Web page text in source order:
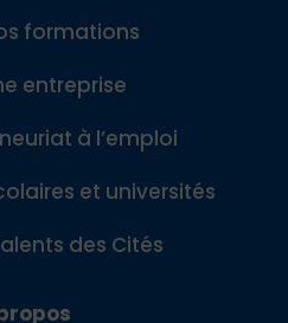
formations
entreprise
à l’emploi
et universités
des Cités